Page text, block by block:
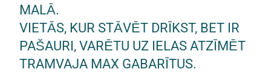
MALĀ.
VIETĀS, KUR STĀVĒT DRĪKST, BET IR
PAŠAURI, VARĒTU UZ IELAS ATZĪMĒT
TRAMVAJA MAX GABARĪTUS.